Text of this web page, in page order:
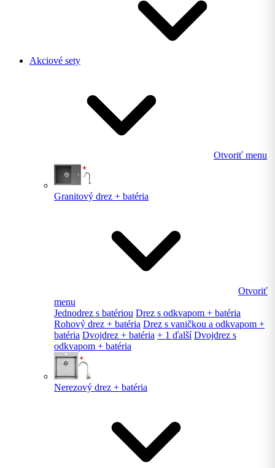
Akciové sety
Otvoriť menu
Granitový drez + batéria
Otvoriť
menu
Jednodrez s batériou Drez s odkvapom + batéria
Rohový drez + batéria Drez s vaničkou a odkvapom +
batéria Dvojdrez + batéria + 1 ďalší Dvojdrez s
odkvapom + batéria
Nerezový drez + batéria